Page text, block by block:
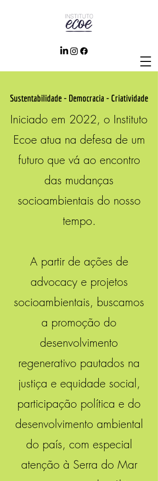
Sustentabilidade - Democracia - Criatividade
Iniciado em 2022, o Instituto
Ecoe atua na defesa de um
futuro que vá ao encontro
das mudanças
socioambientais do nosso
tempo.
A partir de ações de
advocacy e projetos
socioambientais, buscamos
a promoção do
desenvolvimento
regenerativo pautados na
justiça e equidade social,
participação política e do
desenvolvimento ambiental
do país, com especial
atenção à Serra do Mar